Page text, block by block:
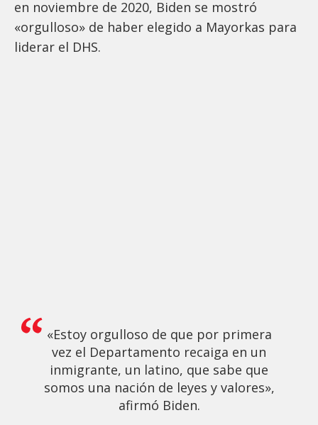
en noviembre de 2020, Biden se mostró
«orgulloso» de haber elegido a Mayorkas para
liderar el DHS.
«Estoy orgulloso de que por primera
vez el Departamento recaiga en un
inmigrante, un latino, que sabe que
somos una nación de leyes y valores»,
afirmó Biden.